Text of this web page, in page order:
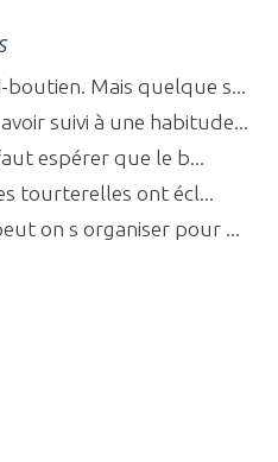
boutien. Mais quelque s...
suivi à une habitude...
espérer que le b...
tourterelles ont écl...
on s organiser pour ...